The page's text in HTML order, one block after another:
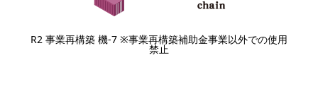
R2 事業再構築 機-7 ※事業再構築補助金事業以外での使用
禁止